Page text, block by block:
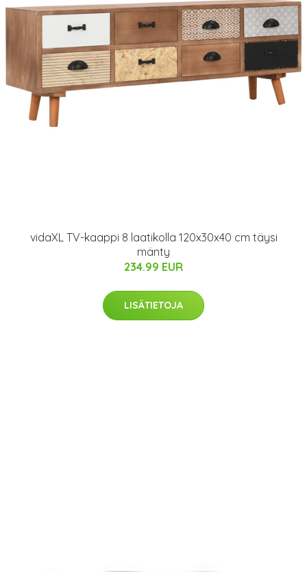
vidaXL TV-kaappi 8 laatikolla 120x30x40 cm täysi
mänty
234.99 EUR
LISÄTIETOJA